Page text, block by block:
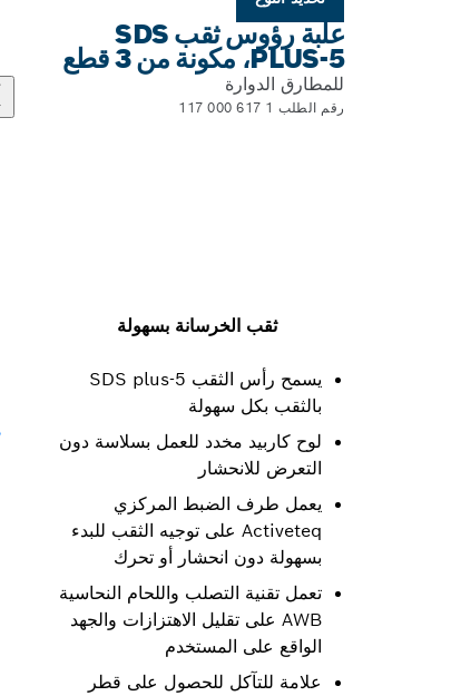
علبة رؤوس ثقب SDS
PLUS-5، مكونة من 3 قطع
للمطارق الدوارة
رقم الطلب 1 617 000 117
ثقب الخرسانة بسهولة
يسمح رأس الثقب SDS plus-5
بالثقب بكل سهولة
لوح كاربيد مخدد للعمل بسلاسة دون
التعرض للانحشار
يعمل طرف الضبط المركزي
Activeteq على توجيه الثقب للبدء
بسهولة دون انحشار أو تحرك
تعمل تقنية التصلب واللحام النحاسية
AWB على تقليل الاهتزازات والجهد
الواقع على المستخدم
علامة للتآكل للحصول على قطر